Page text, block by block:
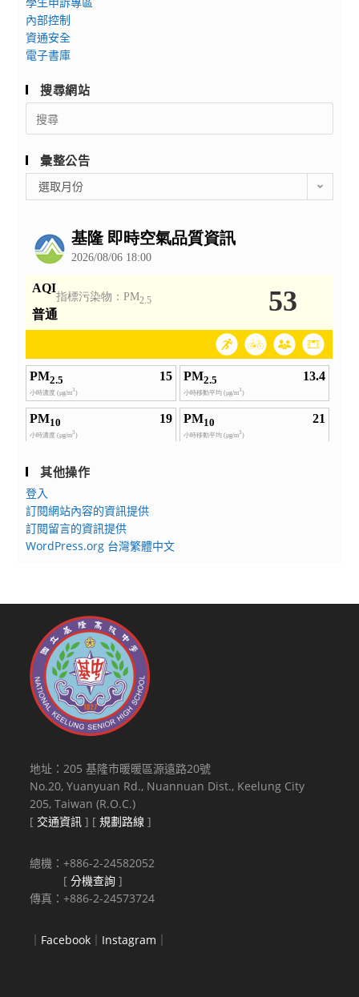
內部控制
資通安全
電子書庫
搜尋網站
Search
for:
彙整公告
整
選取月份
其他操作
登入
訂閱網站內容的資訊提供
訂閱留言的資訊提供
WordPress.org 台灣繁體中文
地址：205 基隆市暖暖區源遠路20號
No.20, Yuanyuan Rd., Nuannuan Dist., Keelung City
205, Taiwan (R.O.C.)
[ 交通資訊 ] [規劃路線 ]
總機：+886-2-24582052
[分機查詢 ]
傳真：+886-2-24573724
｜ Facebook ｜ Instagram ｜